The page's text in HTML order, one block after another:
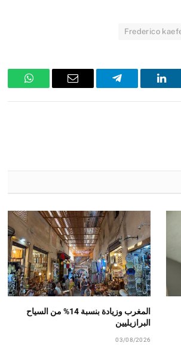
لينكدإن تيلقرام
البريد
واتساب
المغرب وزيادة بنسبة 14% من السياح
البرازيليين
03/08/2026